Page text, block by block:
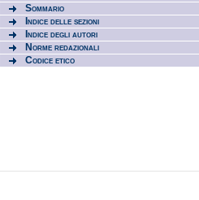
Sommario
Indice delle sezioni
Indice degli autori
Norme redazionali
Codice etico